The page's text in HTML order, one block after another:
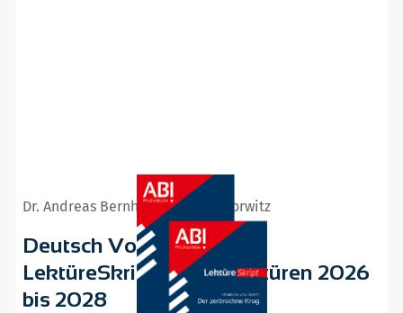
Dr. Andreas Bernhardt, Angela Horwitz
Deutsch Vorteilspaket -
LektüreSkript - Pflichtlektüren 2026
bis 2028